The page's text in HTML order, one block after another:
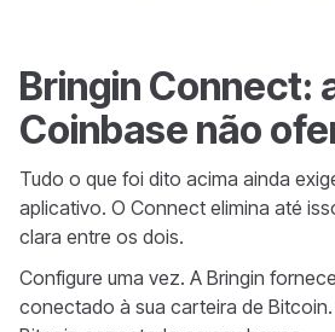
Bringin Connect:
Coinbase não
Tudo o que foi dito acima ainda
aplicativo. O Connect elimina até
clara entre os dois.
Configure uma vez. A Bringin
conectado à sua carteira de Bitcoin.